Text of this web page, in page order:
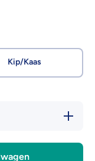
Kip/Kaas
Verhoog
liquid